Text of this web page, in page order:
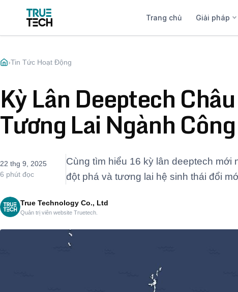
Trang chủ Giải pháp
›Tin Tức Hoạt Động
Kỳ Lân Deeptech
Tương Lai Ngành
22 thg 9, 2025
6 phút đọc
Cùng tìm hiểu 16 kỳ lân deeptech
đột phá và tương lai hệ sinh thái đổi
True Technology Co., Ltd
Quản trị viên website Truetech.